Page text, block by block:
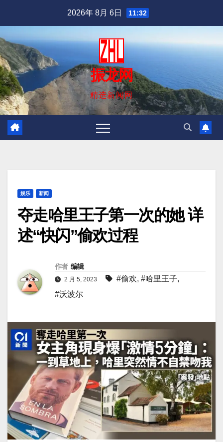
内
容
2026年 8月 6日 11:32
振龙网
精选新闻网
娱乐 新闻
夺走哈里王子第一次的她 详
述“快闪”偷欢过程
作者 编辑
2 月 5, 2023 #偷欢, #哈里王子,
#沃波尔